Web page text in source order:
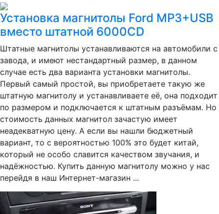
Установка магнитолы Ford MP3+USB
вместо штатной 6000CD
Штатные магнитолы устанавливаются на автомобили с
завода, и имеют нестандартный размер, в данном
случае есть два варианта установки магнитолы.
Первый самый простой, вы приобретаете такую же
штатную магнитолу и устанавливаете её, она подходит
по размером и подключается к штатным разъёмам. Но
стоимость данных магнитол зачастую имеет
неадекватную цену. А если вы нашли бюджетный
вариант, то с вероятностью 100% это будет китай,
который не особо славится качеством звучания, и
надёжностью. Купить данную магнитолу можно у нас
перейдя в наш Интернет-магазин ...